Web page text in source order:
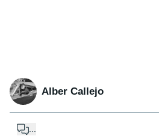
Alber Callejo
...